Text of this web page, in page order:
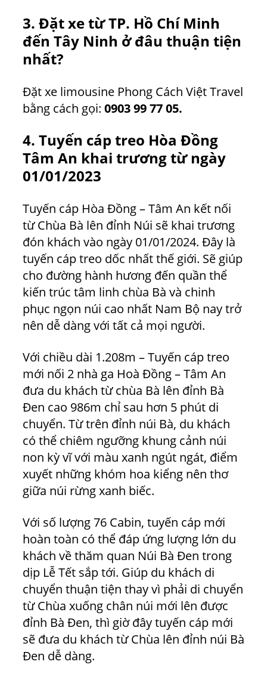
3. Đặt xe từ TP. Hồ Chí Minh
đến Tây Ninh ở đâu thuận tiện
nhất?
Đặt xe limousine Phong Cách Việt Travel
bằng cách gọi: 0903 99 77 05.
4. Tuyến cáp treo Hòa Đồng
Tâm An khai trương từ ngày
01/01/2023
Tuyến cáp Hòa Đồng – Tâm An kết nối
từ Chùa Bà lên đỉnh Núi sẽ khai trương
đón khách vào ngày 01/01/2024. Đây là
tuyến cáp treo dốc nhất thế giới. Sẽ giúp
cho đường hành hương đến quần thể
kiến trúc tâm linh chùa Bà và chinh
phục ngọn núi cao nhất Nam Bộ nay trở
nên dễ dàng với tất cả mọi người.
Với chiều dài 1.208m – Tuyến cáp treo
mới nối 2 nhà ga Hoà Đồng – Tâm An
đưa du khách từ chùa Bà lên đỉnh Bà
Đen cao 986m chỉ sau hơn 5 phút di
chuyển. Từ trên đỉnh núi Bà, du khách
có thể chiêm ngưỡng khung cảnh núi
non kỳ vĩ với màu xanh ngút ngát, điểm
xuyết những khóm hoa kiểng nên thơ
giữa núi rừng xanh biếc.
Với số lượng 76 Cabin, tuyến cáp mới
hoàn toàn có thể đáp ứng lượng lớn du
khách về thăm quan Núi Bà Đen trong
dịp Lễ Tết sắp tới. Giúp du khách di
chuyển thuận tiện thay vì phải di chuyển
từ Chùa xuống chân núi mới lên được
đỉnh Bà Đen, thì giờ đây tuyến cáp mới
sẽ đưa du khách từ Chùa lên đỉnh núi Bà
Đen dễ dàng.